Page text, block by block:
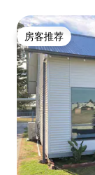
房客推荐
房客推荐